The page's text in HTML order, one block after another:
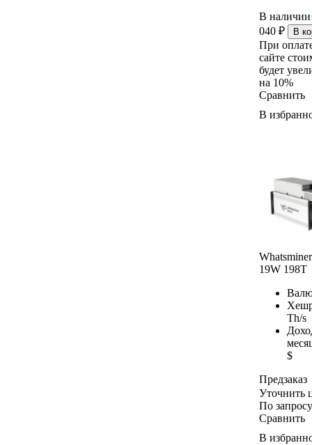
В наличии
040 ₽ В
При
сайте
будет
на 10%
Сравнить
В
19W 198T
Th/s
$
Предзаказ
Уточнить
По запросу
Сравнить
В